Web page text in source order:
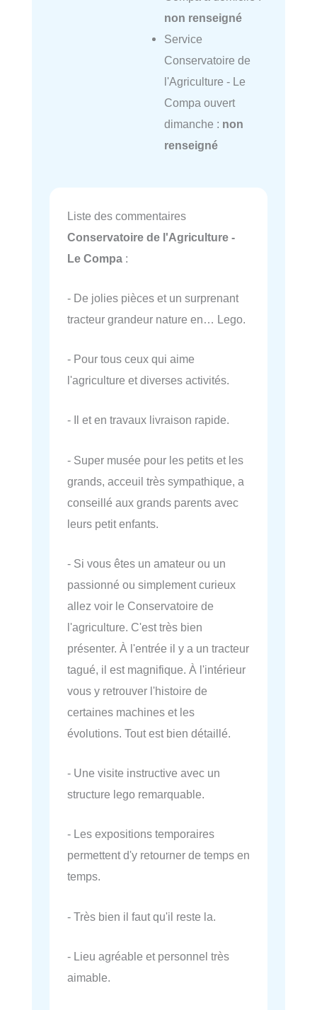
non renseigné
Service
Conservatoire de
l'Agriculture - Le
Compa ouvert
dimanche : non
renseigné
Liste des commentaires
Conservatoire de l'Agriculture -
Le Compa :
- De jolies pièces et un surprenant
tracteur grandeur nature en… Lego.
- Pour tous ceux qui aime
l'agriculture et diverses activités.
- Il et en travaux livraison rapide.
- Super musée pour les petits et les
grands, acceuil très sympathique, a
conseillé aux grands parents avec
leurs petit enfants.
- Si vous êtes un amateur ou un
passionné ou simplement curieux
allez voir le Conservatoire de
l'agriculture. C'est très bien
présenter. À l'entrée il y a un tracteur
tagué, il est magnifique. À l'intérieur
vous y retrouver l'histoire de
certaines machines et les
évolutions. Tout est bien détaillé.
- Une visite instructive avec un
structure lego remarquable.
- Les expositions temporaires
permettent d'y retourner de temps en
temps.
- Très bien il faut qu'il reste la.
- Lieu agréable et personnel très
aimable.